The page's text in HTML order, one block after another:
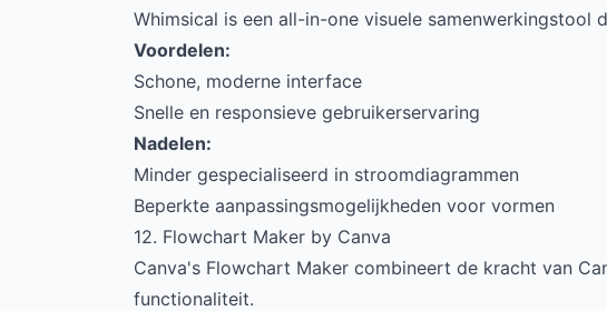
Whimsical is een all-in-one visuele samenwerkingstool
Voordelen:
Schone, moderne interface
Snelle en responsieve gebruikerservaring
Nadelen:
Minder gespecialiseerd in stroomdiagrammen
Beperkte aanpassingsmogelijkheden voor vormen
12. Flowchart Maker by Canva
Canva's Flowchart Maker combineert de kracht van
functionaliteit.